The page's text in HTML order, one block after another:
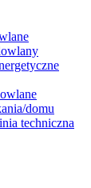
domu
techniczna